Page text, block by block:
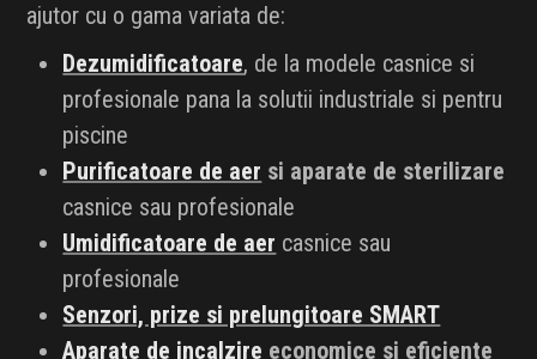
ajutor cu o gama variata de:
Dezumidificatoare, de la modele casnice si
profesionale pana la solutii industriale si pentru
piscine
Purificatoare de aer si aparate de sterilizare
casnice sau profesionale
Umidificatoare de aer casnice sau
profesionale
Senzori, prize si prelungitoare SMART
Aparate de incalzire economice si eficiente